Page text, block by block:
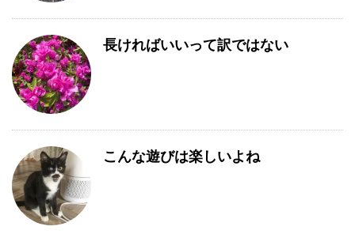
長ければいいって訳ではない
こんな遊びは楽しいよね